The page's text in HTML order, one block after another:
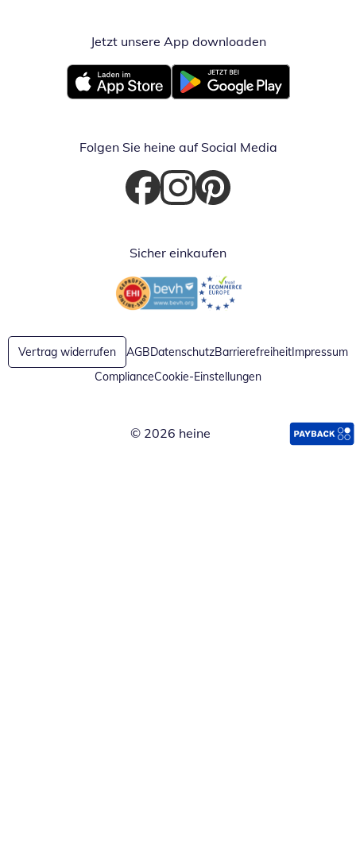
Jetzt unsere App downloadenÖffnet in
Öffnet in neuem FensterÖffnet in neuem Fenster
Folgen Sie heine auf Social Media
Öffnet in neuem Fenster
Öffnet in neuem Fenster
Öffnet in neuem Fenster
Sicher einkaufen
Öffnet in neuem FensterÖffnet in neuem Fenster
Vertrag widerrufen AGBDatenschutzBarrierefreiheitImpressum
ComplianceCookie-Einstellungen
© 2026 heine